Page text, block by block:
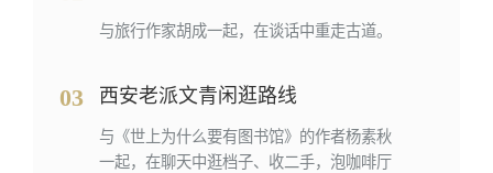
与旅行作家胡成一起，在谈话中重走古道。
03 西安老派文青闲逛路线
与《世上为什么要有图书馆》的作者杨素秋
一起，在聊天中逛档子、收二手，泡咖啡厅